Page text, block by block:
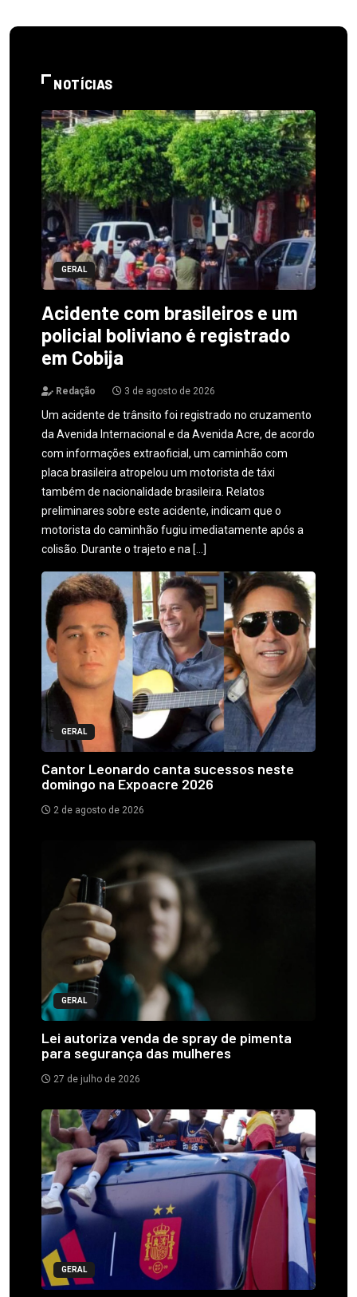
NOTÍCIAS
GERAL
Acidente com brasileiros e um
policial boliviano é registrado
em Cobija
Redação 3 de agosto de 2026
Um acidente de trânsito foi registrado no cruzamento
da Avenida Internacional e da Avenida Acre, de acordo
com informações extraoficial, um caminhão com
placa brasileira atropelou um motorista de táxi
também de nacionalidade brasileira. Relatos
preliminares sobre este acidente, indicam que o
motorista do caminhão fugiu imediatamente após a
colisão. Durante o trajeto e na […]
GERAL
Cantor Leonardo canta sucessos neste
domingo na Expoacre 2026
2 de agosto de 2026
GERAL
Lei autoriza venda de spray de pimenta
para segurança das mulheres
27 de julho de 2026
GERAL